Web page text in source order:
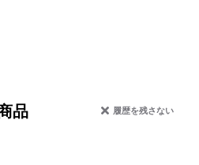
品 履歴を残さない